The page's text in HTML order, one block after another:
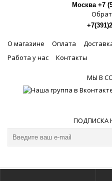
Москва +7
О магазине Оплата
Работа у нас
Контакты
МЫ В
ПОДПИСКА
© Магазин музыкальных инструментов Рок-